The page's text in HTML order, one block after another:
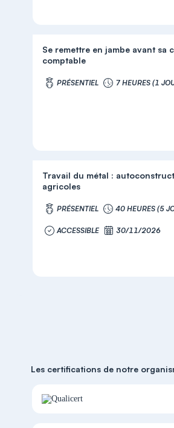
Se remettre en jambe avant sa
comptable
PRÉSENTIEL 7 HEURES (1
Travail du métal :
agricoles
PRÉSENTIEL 40 HEURES (5
ACCESSIBLE 30/11/2026
Les certifications de notre